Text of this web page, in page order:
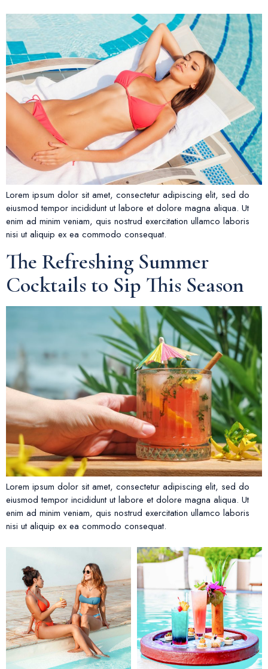
Lorem ipsum dolor sit amet, consectetur adipiscing elit, sed do
eiusmod tempor incididunt ut labore et dolore magna aliqua. Ut
enim ad minim veniam, quis nostrud exercitation ullamco laboris
nisi ut aliquip ex ea commodo consequat.
The Refreshing Summer
Cocktails to Sip This Season
Lorem ipsum dolor sit amet, consectetur adipiscing elit, sed do
eiusmod tempor incididunt ut labore et dolore magna aliqua. Ut
enim ad minim veniam, quis nostrud exercitation ullamco laboris
nisi ut aliquip ex ea commodo consequat.